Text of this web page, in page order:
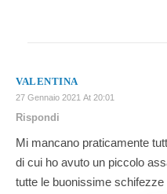
VALENTINA
27 Gennaio 2021 At 20:01
Rispondi
Mi mancano praticamente
di cui ho avuto un piccolo
tutte le buonissime